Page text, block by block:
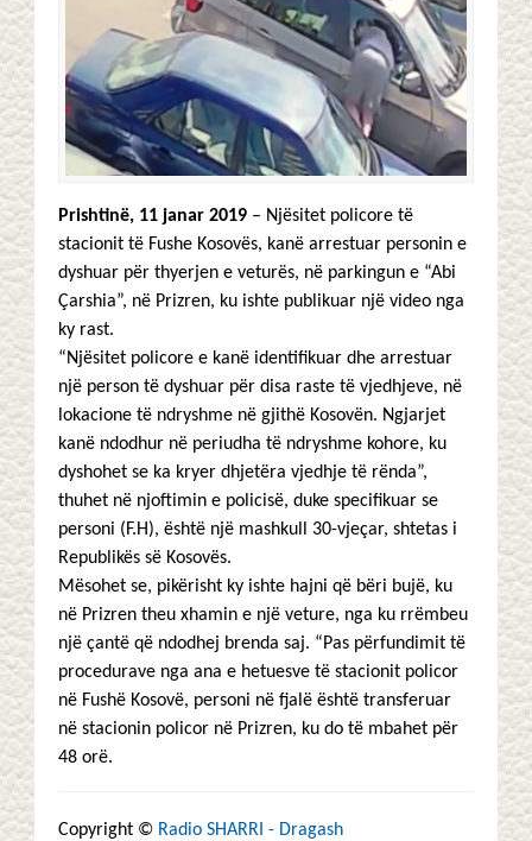
Prishtinë, 11 janar 2019 – Njësitet policore të
stacionit të Fushe Kosovës, kanë arrestuar personin e
dyshuar për thyerjen e veturës, në parkingun e “Abi
Çarshia”, në Prizren, ku ishte publikuar një video nga
ky rast.
“Njësitet policore e kanë identifikuar dhe arrestuar
një person të dyshuar për disa raste të vjedhjeve, në
lokacione të ndryshme në gjithë Kosovën. Ngjarjet
kanë ndodhur në periudha të ndryshme kohore, ku
dyshohet se ka kryer dhjetëra vjedhje të rënda”,
thuhet në njoftimin e policisë, duke specifikuar se
personi (F.H), është një mashkull 30-vjeçar, shtetas i
Republikës së Kosovës.
Mësohet se, pikërisht ky ishte hajni që bëri bujë, ku
në Prizren theu xhamin e një veture, nga ku rrëmbeu
një çantë që ndodhej brenda saj. “Pas përfundimit të
procedurave nga ana e hetuesve të stacionit policor
në Fushë Kosovë, personi në fjalë është transferuar
në stacionin policor në Prizren, ku do të mbahet për
48 orë.
Copyright © Radio SHARRI - Dragash